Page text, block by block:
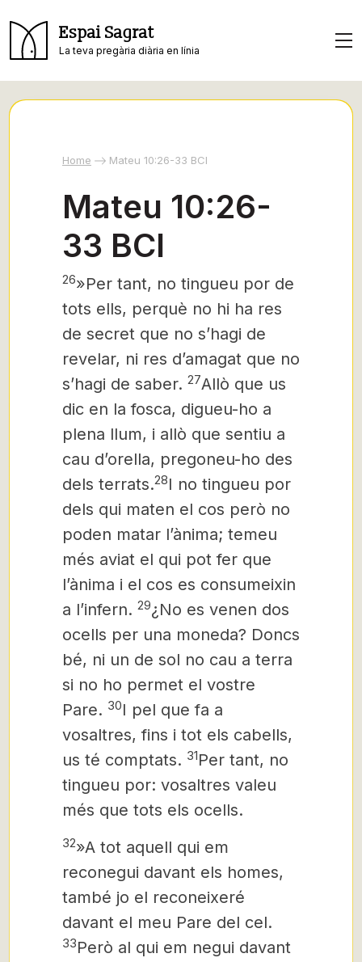
Espai Sagrat
La teva pregària diària en línia
Home Mateu 10:26-33 BCI
Mateu 10:26-
33 BCI
26»Per tant, no tingueu por de
tots ells, perquè no hi ha res
de secret que no s’hagi de
revelar, ni res d’amagat que no
s’hagi de saber. 27Allò que us
dic en la fosca, digueu-ho a
plena llum, i allò que sentiu a
cau d’orella, pregoneu-ho des
dels terrats.28I no tingueu por
dels qui maten el cos però no
poden matar l’ànima; temeu
més aviat el qui pot fer que
l’ànima i el cos es consumeixin
a l’infern. 29¿No es venen dos
ocells per una moneda? Doncs
bé, ni un de sol no cau a terra
si no ho permet el vostre
Pare. 30I pel que fa a
vosaltres, fins i tot els cabells,
us té comptats. 31Per tant, no
tingueu por: vosaltres valeu
més que tots els ocells.
32»A tot aquell qui em
reconegui davant els homes,
també jo el reconeixeré
davant el meu Pare del cel.
33Però al qui em negui davant